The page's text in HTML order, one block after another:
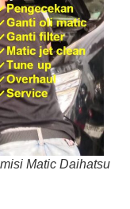
Matic Daihatsu